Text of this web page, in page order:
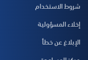
شروط الاستخدام
إخلاء المسؤولية
الإبلاغ عن خطأ